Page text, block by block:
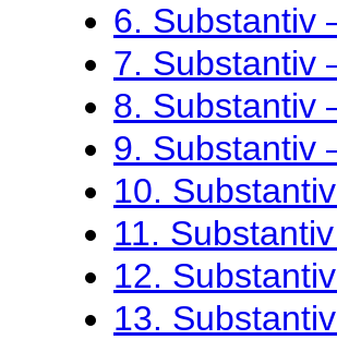
6. Substantiv
7. Substantiv
8. Substantiv
9. Substantiv
10.
11.
12.
13.